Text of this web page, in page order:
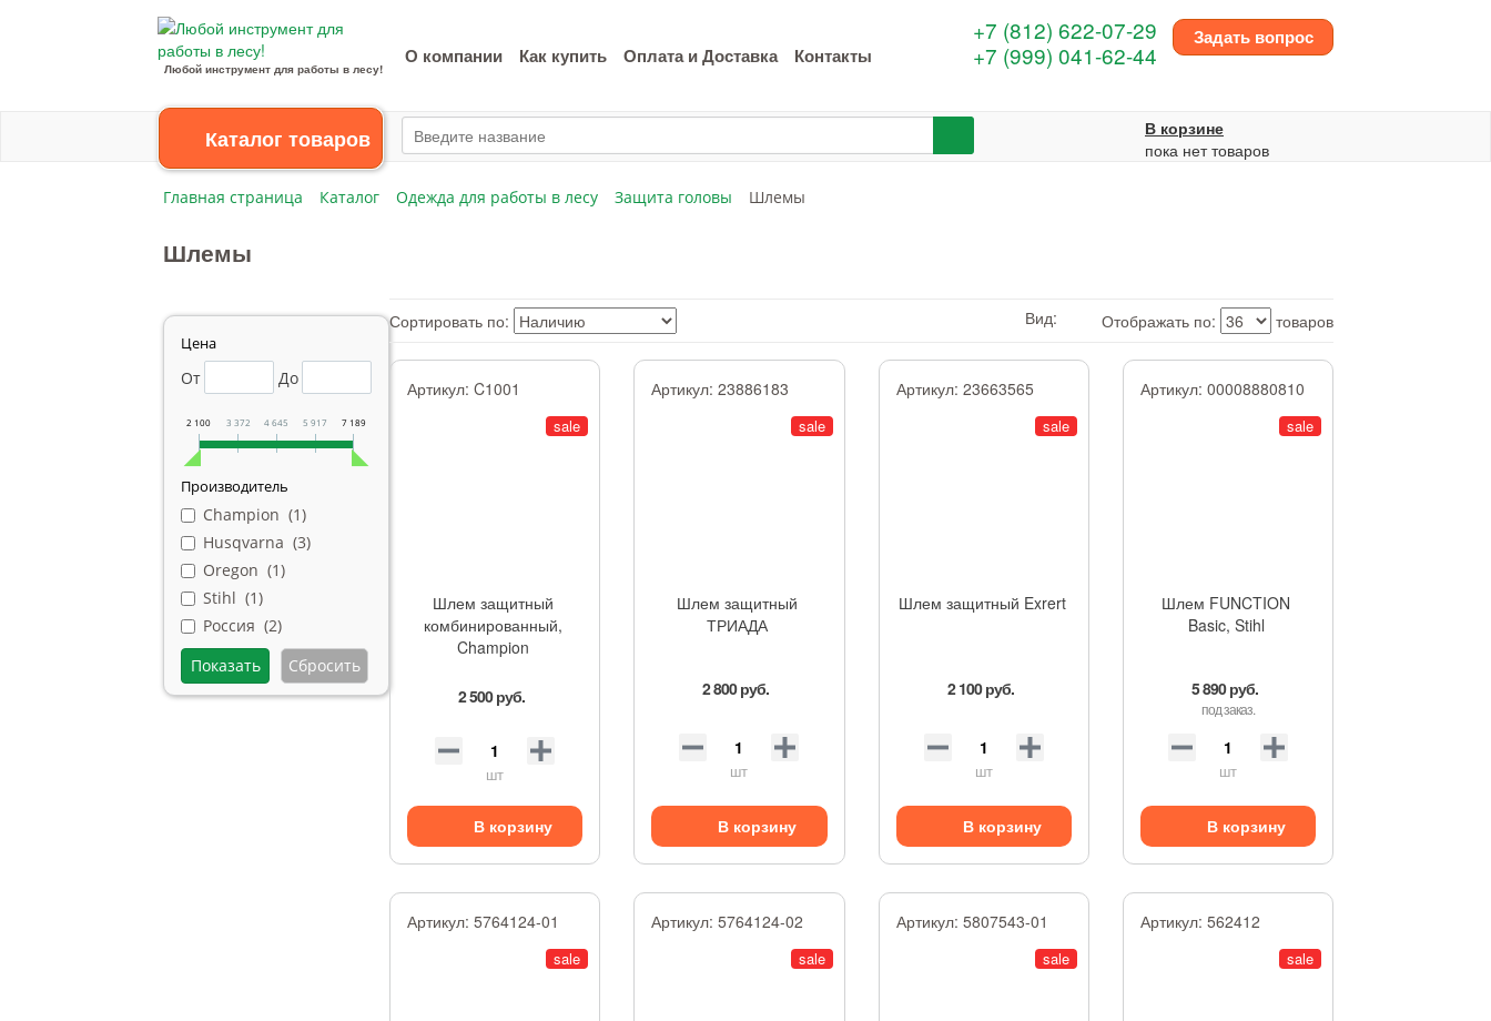
Любой инструмент для работы в лесу!
О компании Как купить Оплата и Доставка Контакты
Задать вопрос
+7 (812) 622-07-29
+7 (999) 041-62-44
В корзине
пока нет товаров
Каталог товаров
Главная страница Каталог Одежда для работы в лесу Защита головы Шлемы
Шлемы
Цена
От До
2 100 3 372 4 645 5 917 7 189
Производитель
Champion (1)
Husqvarna (3)
Oregon (1)
Stihl (1)
Россия (2)
Сортировать по: Вид: Отображать по: товаров
Артикул: C1001
sale
Шлем защитный
комбинированный,
Champion
2 500 руб.
шт
В корзину
Артикул:23886183
sale
Шлем защитный
ТРИАДА
2 800 руб.
шт
В корзину
Артикул: 23663565
sale
Шлем защитный Exrert
2 100 руб.
шт
В корзину
Артикул: 00008880810
sale
Шлем FUNCTION
Basic, Stihl
5 890 руб.
под заказ.
шт
В корзину
Артикул: 5764124-01
sale
Артикул:5764124-02
sale
Артикул: 5807543-01
sale
Артикул: 562412
sale